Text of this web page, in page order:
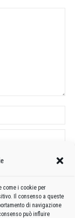
come i cookie per
Il consenso a queste
di navigazione
può influire
Scopri come vengono